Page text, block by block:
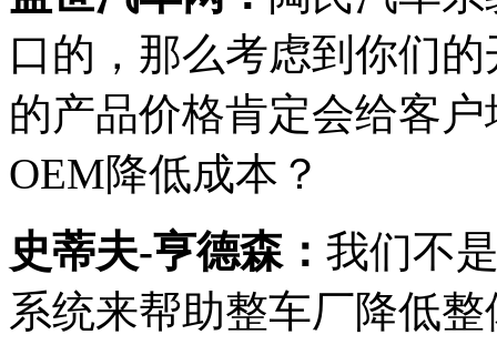
口的，那么考虑到你们
的产品价格肯定会给客
OEM降低成本？
史蒂夫-亨德森： 我们不
系统来帮助整车厂降低